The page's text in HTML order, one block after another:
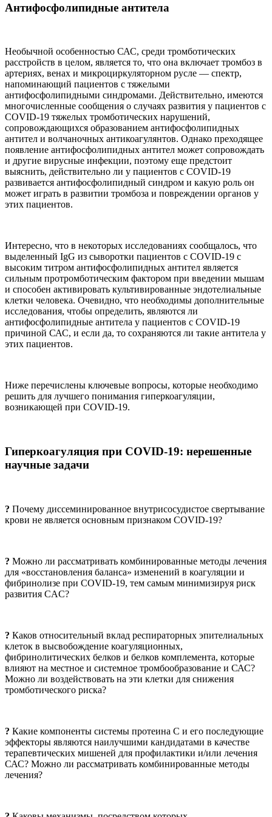
Антифосфолипидные антитела
Необычной особенностью САС, среди тромботических
расстройств в целом, является то, что она включает тромбоз в
артериях, венах и микроциркуляторном русле — спектр,
напоминающий пациентов с тяжелыми
антифосфолипидными синдромами. Действительно, имеются
многочисленные сообщения о случаях развития у пациентов с
COVID-19 тяжелых тромботических нарушений,
сопровождающихся образованием антифосфолипидных
антител и волчаночных антикоагулянтов. Однако преходящее
появление антифосфолипидных антител может сопровождать
и другие вирусные инфекции, поэтому еще предстоит
выяснить, действительно ли у пациентов с COVID-19
развивается антифосфолипидный синдром и какую роль он
может играть в развитии тромбоза и повреждении органов у
этих пациентов.
Интересно, что в некоторых исследованиях сообщалось, что
выделенный IgG из сыворотки пациентов с COVID-19 с
высоким титром антифосфолипидных антител является
сильным протромботическим фактором при введении мышам
и способен активировать культивированные эндотелиальные
клетки человека. Очевидно, что необходимы дополнительные
исследования, чтобы определить, являются ли
антифосфолипидные антитела у пациентов с COVID-19
причиной САС, и если да, то сохраняются ли такие антитела у
этих пациентов.
Ниже перечислены ключевые вопросы, которые необходимо
решить для лучшего понимания гиперкоагуляции,
возникающей при COVID-19.
Гиперкоагуляция при COVID-19: нерешенные
научные задачи
? Почему диссеминированное внутрисосудистое свертывание
крови не является основным признаком COVID-19?
? Можно ли рассматривать комбинированные методы лечения
для «восстановления баланса» изменений в коагуляции и
фибринолизе при COVID-19, тем самым минимизируя риск
развития CAC?
? Каков относительный вклад респираторных эпителиальных
клеток в высвобождение коагуляционных,
фибринолитических белков и белков комплемента, которые
влияют на местное и системное тромбообразование и САС?
Можно ли воздействовать на эти клетки для снижения
тромботического риска?
? Какие компоненты системы протеина С и его последующие
эффекторы являются наилучшими кандидатами в качестве
терапевтических мишеней для профилактики и/или лечения
САС? Можно ли рассматривать комбинированные методы
лечения?